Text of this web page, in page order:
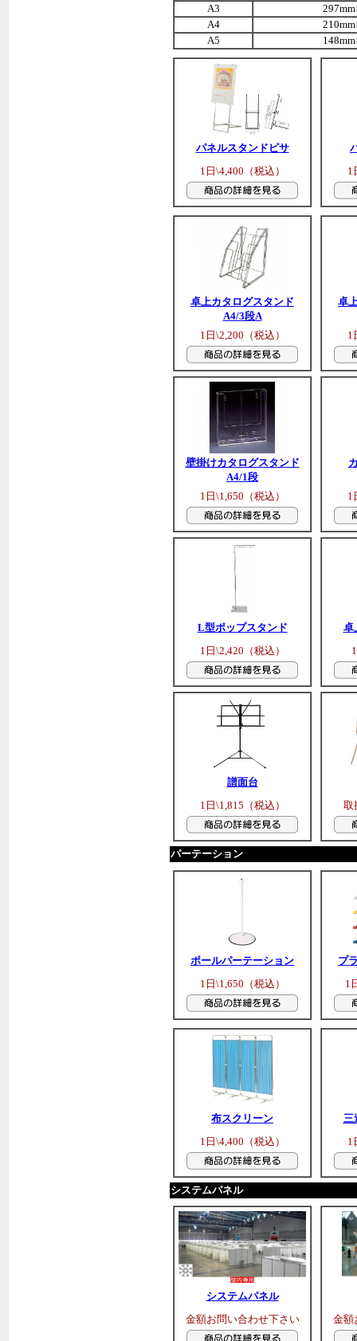
A3
A4
A5
パネルスタンドピサ
1日\4,400（税込）
1
卓上カタログスタンド
A4/3段A
1日\2,200（税込）
卓
1
壁掛けカタログスタンド
A4/1段
1日\1,650（税込）
1
L型ポップスタンド
1日\2,420（税込）
卓
譜面台
1日\1,815（税込）
取
パーテーション
ポールパーテーション
1日\1,650（税込）
プ
1
布スクリーン
1日\4,400（税込）
三
1
システムパネル
システムパネル
金額お問い合わせ下さい
金額